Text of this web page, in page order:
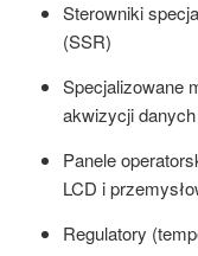
Sterowniki
(SSR)
Specjalizowane
akwizycji danych
Panele
LCD i
Regulatory